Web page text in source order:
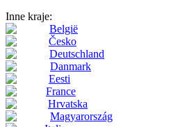
Inne kraje:
België
Česko
Deutschland
Danmark
Eesti
France
Hrvatska
Magyarország